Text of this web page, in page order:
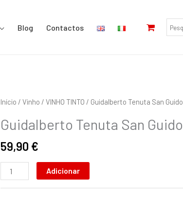
Blog Contactos
por:
Início / Vinho / VINHO TINTO / Guidalberto Tenuta San Guido
Guidalberto Tenuta San Guido
59,90 €
Quantidade
Guidalberto
San
Guido
Adicionar